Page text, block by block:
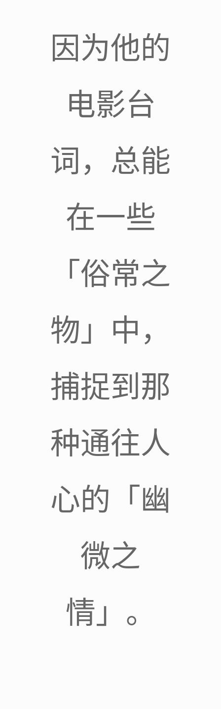
因为他的
电影台
词，总能
在一些
「俗常之
物」中，
捕捉到那
种通往人
心的「幽
微之
情」。